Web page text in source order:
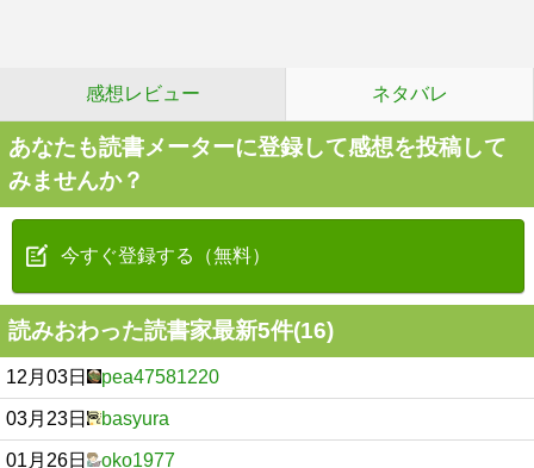
感想レビュー ネタバレ
あなたも読書メーターに登録して感想を投稿して
みませんか？
今すぐ登録する（無料）
読みおわった読書家最新5件(16)
12月03日 pea47581220
03月23日 basyura
01月26日 oko1977